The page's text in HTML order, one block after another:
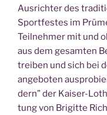
Aus­rich­ter des
Sport­fes­tes im
Teil­neh­mer mit und
aus dem gesam­ten
trei­ben und sich bei
an­ge­bo­ten
dern” der Kai­ser-
tung von Bri­git­te